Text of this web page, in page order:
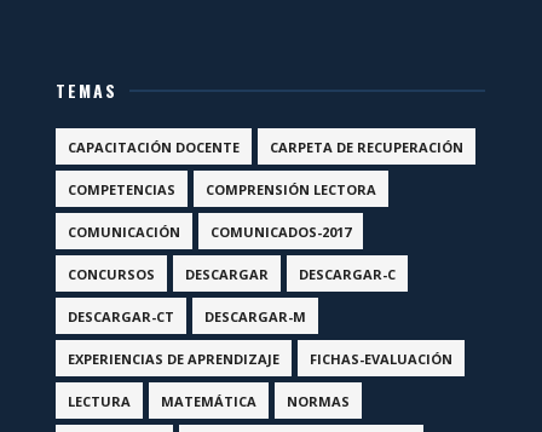
TEMAS
CAPACITACIÓN DOCENTE CARPETA DE RECUPERACIÓN
COMPETENCIAS COMPRENSIÓN LECTORA
COMUNICACIÓN COMUNICADOS-2017
CONCURSOS DESCARGAR DESCARGAR-C
DESCARGAR-CT DESCARGAR-M
EXPERIENCIAS DE APRENDIZAJE FICHAS-EVALUACIÓN
LECTURA MATEMÁTICA NORMAS